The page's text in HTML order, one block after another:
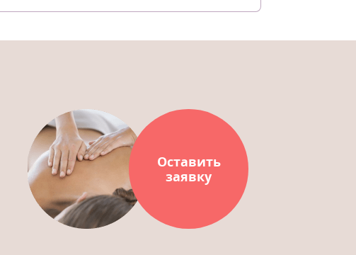
Оставить
заявку